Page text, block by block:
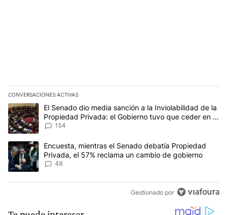
CONVERSACIONES ACTIVAS
Este listado muestra los artículos con más comentarios en los
Un artículo de tendencia con el título "El Senado dio media
El Senado dio media sanción a la Inviolabilidad de la
Propiedad Privada: el Gobierno tuvo que ceder en la
Ley del Manejo del Fuego
154
Un artículo de tendencia con el título "Encuesta, mientras el
Encuesta, mientras el Senado debatía Propiedad
Privada, el 57% reclama un cambio de gobierno
48
Gestionado por